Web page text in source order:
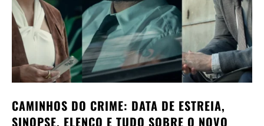
CAMINHOS DO CRIME: DATA DE ESTREIA,
SINOPSE, ELENCO E TUDO SOBRE O NOVO